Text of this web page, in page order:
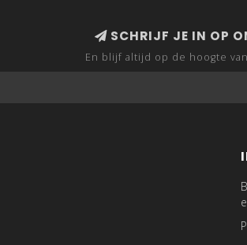
SCHRIJF JE IN OP
En blijf altijd op de hoogte